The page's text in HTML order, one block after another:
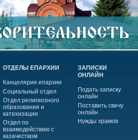
ОТДЕЛЫ ЕПАРХИИ
Канцелярия епархии
Социальный отдел
Отдел религиозного
образования и
катехизации
Отдел по
взаимодействию с
казачеством
ЗАПИСКИ
ОНЛАЙН
Подать записку
онлайн
Поставить свечу
онлайн
Нужды храмов